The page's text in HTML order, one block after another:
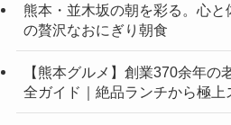
熊本・並木坂の朝を彩る。心と
の贅沢なおにぎり朝食
【熊本グルメ】創業370余年の
全ガイド｜絶品ランチから極上